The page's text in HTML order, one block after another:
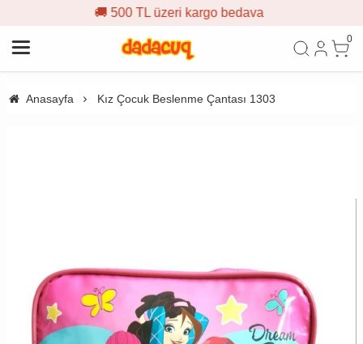
500 TL üzeri kargo bedava
0
Anasayfa Kız Çocuk Beslenme Çantası 1303